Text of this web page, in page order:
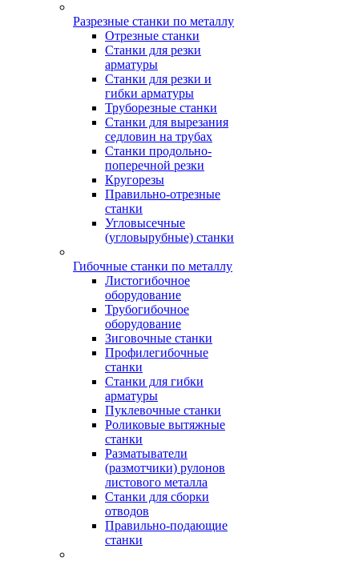
Разрезные станки по металлу
Отрезные станки
Станки для резки
арматуры
Станки для резки и
гибки арматуры
Труборезные станки
Станки для вырезания
седловин на трубаx
Станки продольно-
поперечной резки
Кругорезы
Правильно-отрезные
станки
Угловысечные
(угловырубные) станки
Гибочные станки по металлу
Листогибочное
оборудование
Трубогибочное
оборудование
Зиговочные станки
Профилегибочные
станки
Станки для гибки
арматуры
Пуклевочные станки
Роликовые вытяжные
станки
Разматыватели
(размотчики) рулонов
листового металла
Станки для сборки
отводов
Правильно-подающие
станки